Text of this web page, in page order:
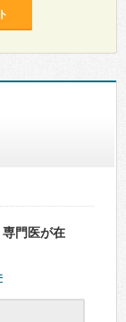
門医が在